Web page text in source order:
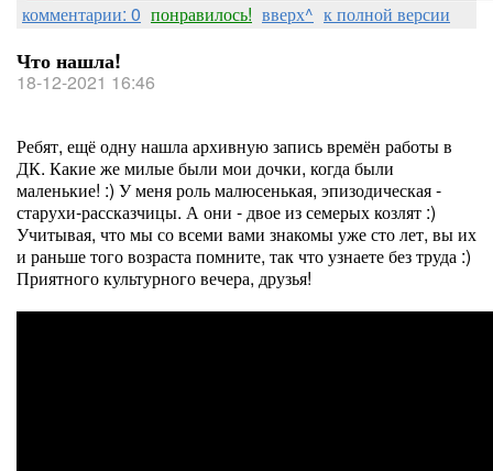
комментарии: 0 понравилось! вверх^ к полной версии
Что нашла!
18-12-2021 16:46
Ребят, ещё одну нашла архивную запись времён работы в
ДК. Какие же милые были мои дочки, когда были
маленькие! :) У меня роль малюсенькая, эпизодическая -
старухи-рассказчицы. А они - двое из семерых козлят :)
Учитывая, что мы со всеми вами знакомы уже сто лет, вы их
и раньше того возраста помните, так что узнаете без труда :)
Приятного культурного вечера, друзья!